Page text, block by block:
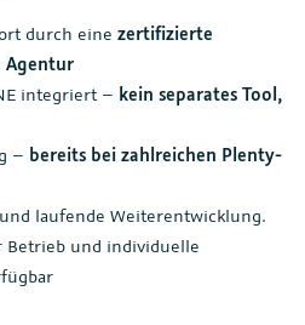
durch eine zertifizierte
Agentur
integriert – kein separates Tool,
– bereits bei zahlreichen Plenty-
und laufende Weiterentwicklung.
Betrieb und individuelle